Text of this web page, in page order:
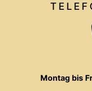
Montag bis